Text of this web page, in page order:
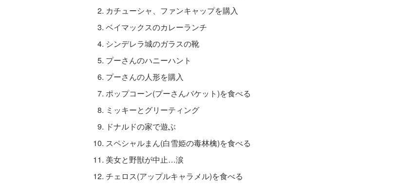
カチューシャ、ファンキャップを購入
ベイマックスのカレーランチ
シンデレラ城のガラスの靴
プーさんのハニーハント
プーさんの人形を購入
ポップコーン(プーさんバケット)を食べる
ミッキーとグリーティング
ドナルドの家で遊ぶ
スペシャルまん(白雪姫の毒林檎)を食べる
美女と野獣が中止…涙
チェロス(アップルキャラメル)を食べる